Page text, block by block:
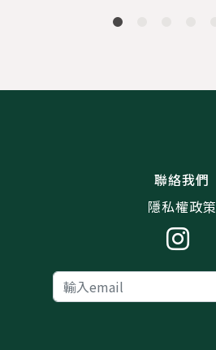
聯絡我們
隱私權政策